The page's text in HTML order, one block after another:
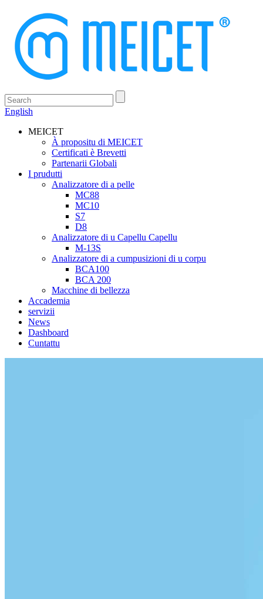
English
MEICET
À propositu di MEICET
Certificati è Brevetti
Partenarii Globali
I prudutti
Analizzatore di a pelle
MC88
MC10
S7
D8
Analizzatore di u Capellu Capellu
M-13S
Analizzatore di a cumpusizioni di u corpu
BCA100
BCA 200
Macchine di bellezza
Accademia
servizii
News
Dashboard
Cuntattu